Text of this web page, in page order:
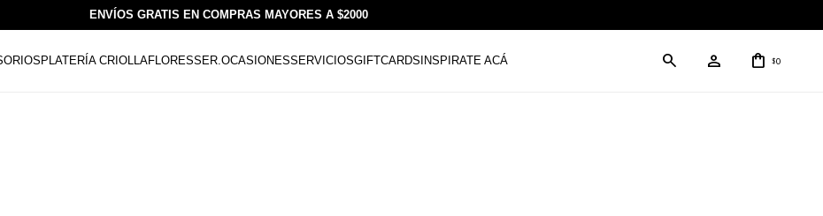
ENVÍOS GRATIS EN COMPRAS MAYORES A $2000
PLATERÍA CRIOLLAFLORESSER.OCASIONESSERVICIOSGIFTCARDS INSPIRATE ACÁ $0